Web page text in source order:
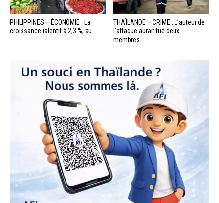
PHILIPPINES – ÉCONOMIE : La
croissance ralentit à 2,3 %, au...
THAÏLANDE – CRIME : L’auteur de
l’attaque aurait tué deux
membres...